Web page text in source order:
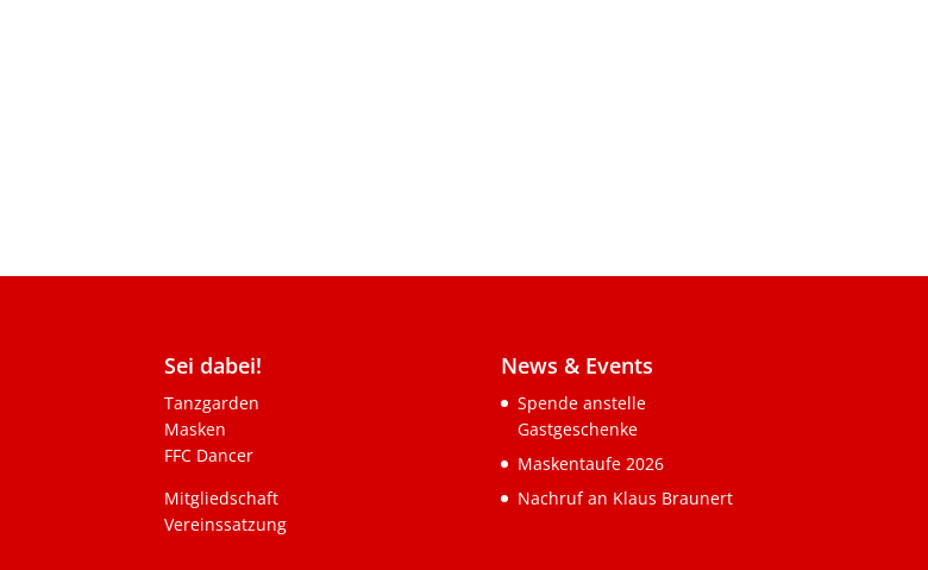
Sei dabei!
Tanzgarden
Masken
FFC Dancer
Mitgliedschaft
Vereinssatzung
News & Events
Spende anstelle
Gastgeschenke
Maskentaufe 2026
Nachruf an Klaus Braunert